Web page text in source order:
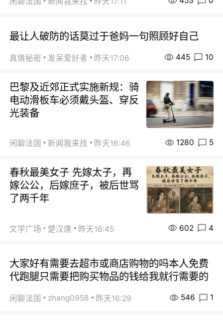
最让人破防的话莫过于爸妈一句照顾好自己
真情秘密 发呆爱好者 昨天17:06 445 10
巴黎及近郊正式实施新规：骑
电动滑板车必须戴头盔、穿反
光装备
闲聊法国 新闻我来找 昨天16:46 1280 5
春秋最美女子 先嫁太子，再
嫁公公，后嫁庶子，被后世骂
了两千年
文学广场 楚汉唐 昨天16:45 602 4
大家好有需要去超市或商店购物的吗本人免费
代跑腿只需要把购买物品的钱给我就行需要的
闲聊法国 zhang0958 昨天16:29 546 1